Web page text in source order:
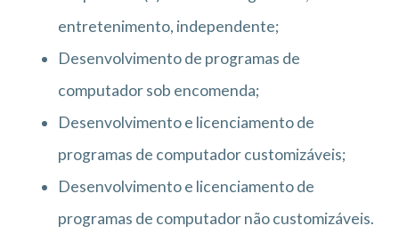
entretenimento, independente;
Desenvolvimento de programas de
computador sob encomenda;
Desenvolvimento e licenciamento de
programas de computador customizáveis;
Desenvolvimento e licenciamento de
programas de computador não customizáveis.